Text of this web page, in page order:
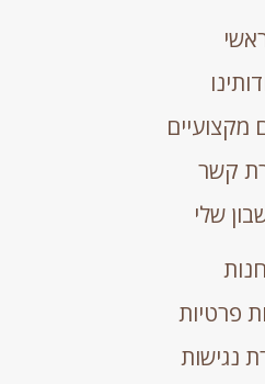
מקצועיים
קשר
שלי
חנות
פרטיות
נגישות